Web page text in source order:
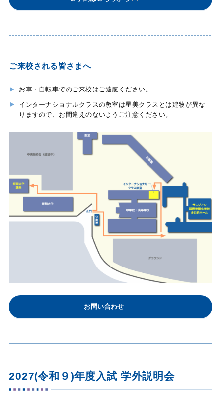
ご来校される皆さまへ
お車・自転車でのご来校はご遠慮ください。
インターナショナルクラスの教室は星美クラスとは建物が異な
りますので、お間違えのないようご注意ください。
お問い合わせ
2027(令和９)年度入試 学外説明会